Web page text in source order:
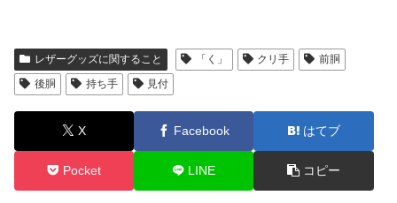
レザーグッズに関すること 「く」 クリ手
前胴
後胴
持ち手 見付
X Facebook はてブ
Pocket LINE コピー